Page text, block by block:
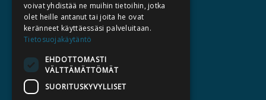
SILTALA.FI
ENNAKKOTILATTAVAT
LAHJAKORTTI
voivat yhdistää ne muihin tietoihin, jotka
olet heille antanut tai joita he ovat
keränneet käyttäessäsi palveluitaan.
Tietosuojakäytäntö
EHDOTTOMASTI
VÄLTTÄMÄTTÖMÄT
SUORITUSKYVYLLISET